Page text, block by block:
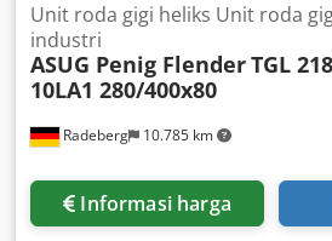
Radeberg 10.785 km
Unit roda gigi heliks Unit roda
industri
ASUG Penig FlenderTGL
10LA1 280/400x80
Informasi harga